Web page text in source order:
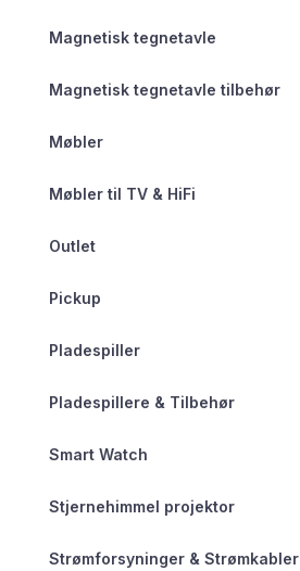
Magnetisk tegnetavle
Magnetisk tegnetavle tilbehør
Møbler
Møbler til TV & HiFi
Outlet
Pickup
Pladespiller
Pladespillere & Tilbehør
Smart Watch
Stjernehimmel projektor
Strømforsyninger & Strømkabler